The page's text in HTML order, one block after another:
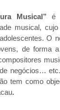
Musical” é
musical,
O
de forma
negócios…
tem como
.